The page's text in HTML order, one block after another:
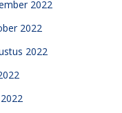
2022
2022
2022